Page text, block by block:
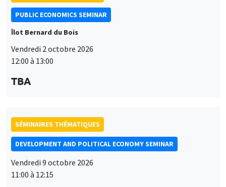
PUBLIC ECONOMICS SEMINAR
Îlot Bernard du Bois
Vendredi 2 octobre 2026
12:00 à 13:00
TBA
SÉMINAIRES THÉMATIQUES
DEVELOPMENT AND POLITICAL ECONOMY SEMINAR
Vendredi 9 octobre 2026
11:00 à 12:15